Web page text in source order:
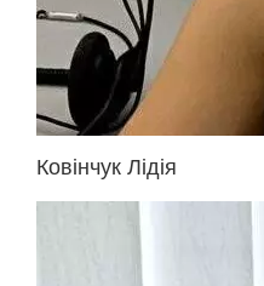
Ковінчук Лідія